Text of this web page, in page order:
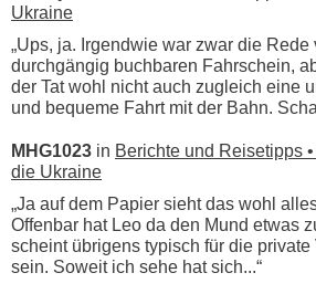
Ukraine
„Ups, ja. Irgendwie war zwar die Rede
durchgängig buchbaren Fahrschein,
der Tat wohl nicht auch zugleich eine
und bequeme Fahrt mit der Bahn.
MHG1023 in Berichte und Reisetipps
die Ukraine
„Ja auf dem Papier sieht das wohl
Offenbar hat Leo da den Mund etwas
scheint übrigens typisch für die private
sein. Soweit ich sehe hat sich...“